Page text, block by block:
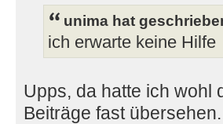
unima hat
ich erwarte keine Hilfe
Upps, da hatte ich wohl
Beiträge fast übersehen.